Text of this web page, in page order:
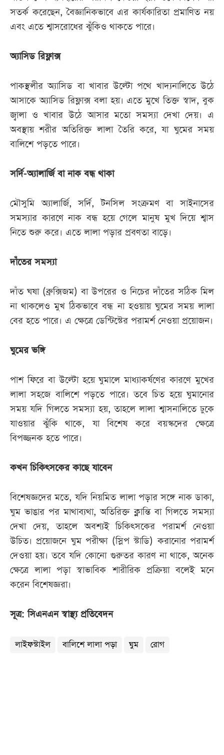
সতর্ক করেছেন, বৈজ্ঞানিকভাবে এর কার্যকারিতা প্রমাণিত নয়
এবং এতে শ্বাসরোধের ঝুঁকিও থাকতে পারে।
অ্যাসিড রিফ্লাক্স
পাকস্থলীর অ্যাসিড বা খাবার উল্টো পথে খাদ্যনালিতে উঠে
আসাকে অ্যাসিড রিফ্লাক্স বলা হয়। এতে মুখে তিক্ত স্বাদ, বুক
জ্বালা ও খাবার উঠে আসার মতো সমস্যা দেখা দেয়। এ
অবস্থায় শরীর অতিরিক্ত লালা তৈরি করে, যা ঘুমের সময়
বালিশে পড়তে পারে।
সর্দি-অ্যালার্জি বা নাক বন্ধ থাকা
মৌসুমি অ্যালার্জি, সর্দি, টনসিল সংক্রমণ বা সাইনাসের
সমস্যার কারণে নাক বন্ধ হয়ে গেলে মানুষ মুখ দিয়ে শ্বাস
নিতে শুরু করে। এতে লালা পড়ার প্রবণতা বাড়ে।
দাঁতের সমস্যা
দাঁত ঘষা (ব্রুক্সিজম) বা উপরের ও নিচের দাঁতের সঠিক মিল
না থাকলেও মুখ ঠিকভাবে বন্ধ না হওয়ায় ঘুমের সময় লালা
বের হতে পারে। এ ক্ষেত্রে ডেন্টিস্টের পরামর্শ নেওয়া প্রয়োজন।
ঘুমের ভঙ্গি
পাশ ফিরে বা উল্টো হয়ে ঘুমালে মাধ্যাকর্ষণের কারণে মুখের
লালা সহজে বালিশে পড়তে পারে। তবে চিত হয়ে ঘুমানোর
সময় যদি গিলতে সমস্যা হয়, তাহলে লালা শ্বাসনালিতে ঢুকে
যাওয়ার ঝুঁকি থাকে, যা বিশেষ করে বয়স্কদের ক্ষেত্রে
বিপজ্জনক হতে পারে।
কখন চিকিৎসকের কাছে যাবেন
বিশেষজ্ঞদের মতে, যদি নিয়মিত লালা পড়ার সঙ্গে নাক ডাকা,
ঘুম ভাঙার পর মাথাব্যথা, অতিরিক্ত ক্লান্তি বা গিলতে সমস্যা
দেখা দেয়, তাহলে অবশ্যই চিকিৎসকের পরামর্শ নেওয়া
উচিত। প্রয়োজনে ঘুম পরীক্ষা (স্লিপ স্টাডি) করানোর পরামর্শ
দেওয়া হয়। তবে যদি কোনো গুরুতর কারণ না থাকে, অনেক
ক্ষেত্রে লালা পড়া স্বাভাবিক শারীরিক প্রক্রিয়া বলেই মনে
করেন বিশেষজ্ঞরা।
সূত্র: সিএনএন স্বাস্থ্য প্রতিবেদন
লাইফস্টাইল বালিশে লালা পড়া ঘুম রোগ